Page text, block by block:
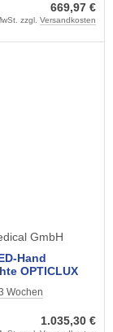
669,97 €
zzgl. Versandkosten
GmbH
Hand
OPTICLUX
Wochen
1.035,30 €